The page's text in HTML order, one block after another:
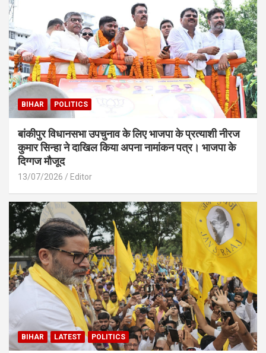
BIHAR POLITICS
बांकीपुर विधानसभा उपचुनाव के लिए भाजपा के प्रत्याशी नीरज
कुमार सिन्हा ने दाखिल किया अपना नामांकन पत्र। भाजपा के
दिग्गज मौजूद
13/07/2026 Editor
BIHAR LATEST POLITICS